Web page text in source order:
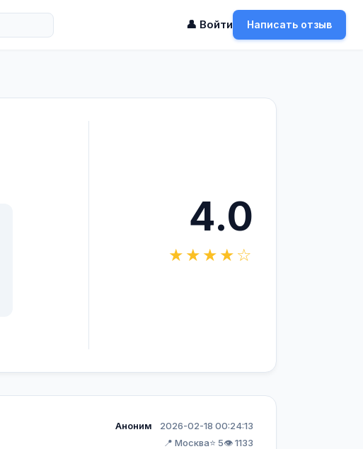
👤 Войти Написать отзыв
4.0
★★★★☆
Аноним
2026-02-18 00:24:13
📍 Москва⭐ 5👁️ 1133